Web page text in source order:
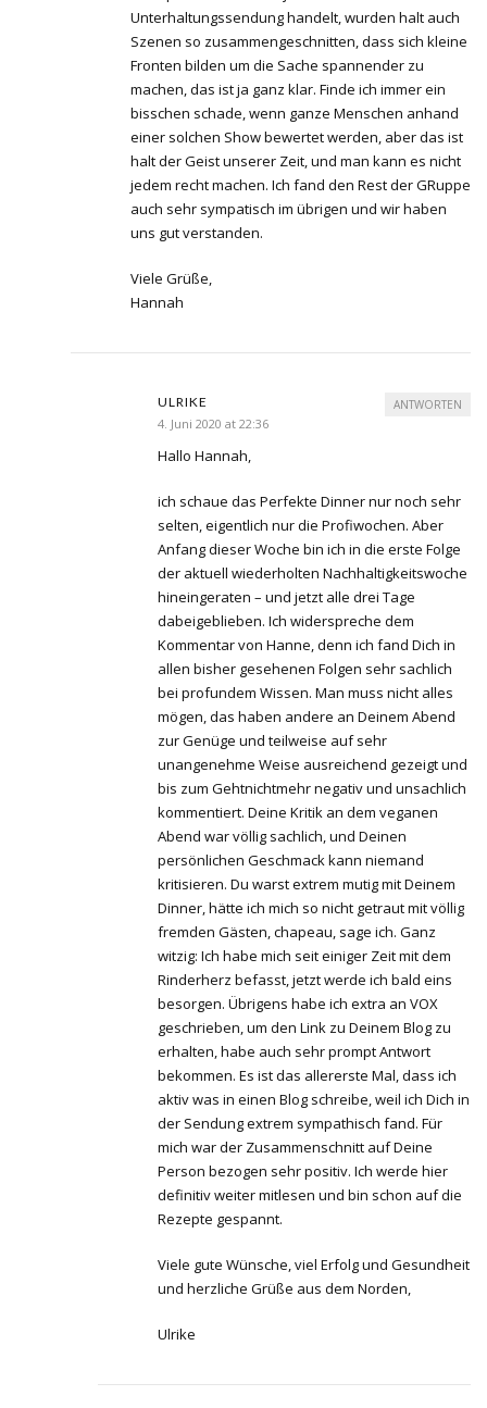
Unterhaltungssendung handelt, wurden halt auch
Szenen so zusammengeschnitten, dass sich kleine
Fronten bilden um die Sache spannender zu
machen, das ist ja ganz klar. Finde ich immer ein
bisschen schade, wenn ganze Menschen anhand
einer solchen Show bewertet werden, aber das ist
halt der Geist unserer Zeit, und man kann es nicht
jedem recht machen. Ich fand den Rest der GRuppe
auch sehr sympatisch im übrigen und wir haben
uns gut verstanden.
Viele Grüße,
Hannah
ULRIKE
4. Juni 2020 at 22:36
Hallo Hannah,
ich schaue das Perfekte Dinner nur noch sehr
selten, eigentlich nur die Profiwochen. Aber
Anfang dieser Woche bin ich in die erste Folge
der aktuell wiederholten Nachhaltigkeitswoche
hineingeraten – und jetzt alle drei Tage
dabeigeblieben. Ich widerspreche dem
Kommentar von Hanne, denn ich fand Dich in
allen bisher gesehenen Folgen sehr sachlich
bei profundem Wissen. Man muss nicht alles
mögen, das haben andere an Deinem Abend
zur Genüge und teilweise auf sehr
unangenehme Weise ausreichend gezeigt und
bis zum Gehtnichtmehr negativ und unsachlich
kommentiert. Deine Kritik an dem veganen
Abend war völlig sachlich, und Deinen
persönlichen Geschmack kann niemand
kritisieren. Du warst extrem mutig mit Deinem
Dinner, hätte ich mich so nicht getraut mit völlig
fremden Gästen, chapeau, sage ich. Ganz
witzig: Ich habe mich seit einiger Zeit mit dem
Rinderherz befasst, jetzt werde ich bald eins
besorgen. Übrigens habe ich extra an VOX
geschrieben, um den Link zu Deinem Blog zu
erhalten, habe auch sehr prompt Antwort
bekommen. Es ist das allererste Mal, dass ich
aktiv was in einen Blog schreibe, weil ich Dich in
der Sendung extrem sympathisch fand. Für
mich war der Zusammenschnitt auf Deine
Person bezogen sehr positiv. Ich werde hier
definitiv weiter mitlesen und bin schon auf die
Rezepte gespannt.
Viele gute Wünsche, viel Erfolg und Gesundheit
und herzliche Grüße aus dem Norden,
Ulrike
ANTWORTEN